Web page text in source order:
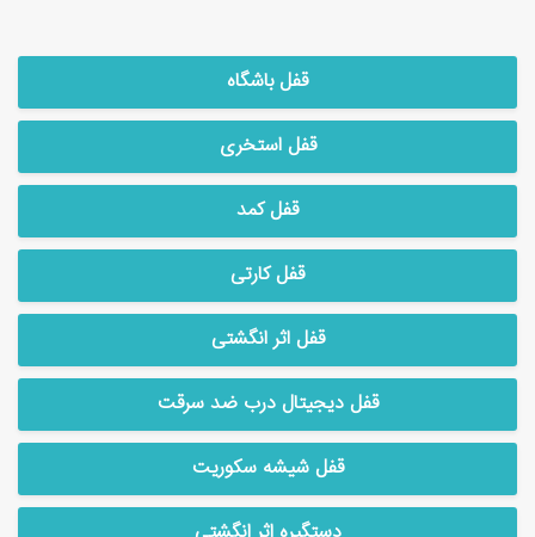
قفل باشگاه
قفل استخری
قفل کمد
قفل کارتی
قفل اثر انگشتی
قفل دیجیتال درب ضد سرقت
قفل شیشه سکوریت